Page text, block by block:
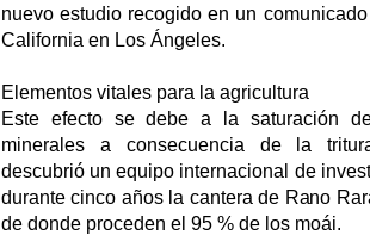
nuevo estudio recogido en un
California en Los Ángeles.
Elementos vitales para la agricultura
Este efecto se debe a la saturación
minerales a consecuencia de la
descubrió un equipo internacional de
durante cinco años la cantera de Rano
de donde proceden el 95 % de los moái.